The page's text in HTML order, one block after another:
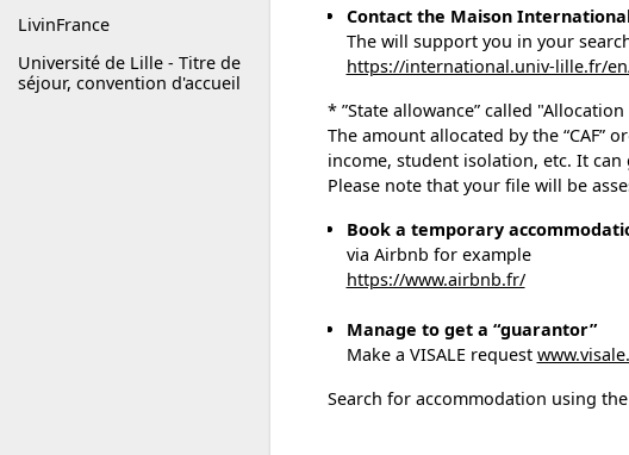
LivinFrance
Université de Lille - Titre de
séjour, convention d'accueil
Contact the Maison
The will support you in your
https://international.univ-lille.fr/
* ”State allowance” called
The amount allocated by the
income, student isolation, etc. It
Please note that your file will be
Book a temporary
via Airbnb for example
https://www.airbnb.fr/
Manage to get a “guarantor”
Make a VISALE request
Search for accommodation using